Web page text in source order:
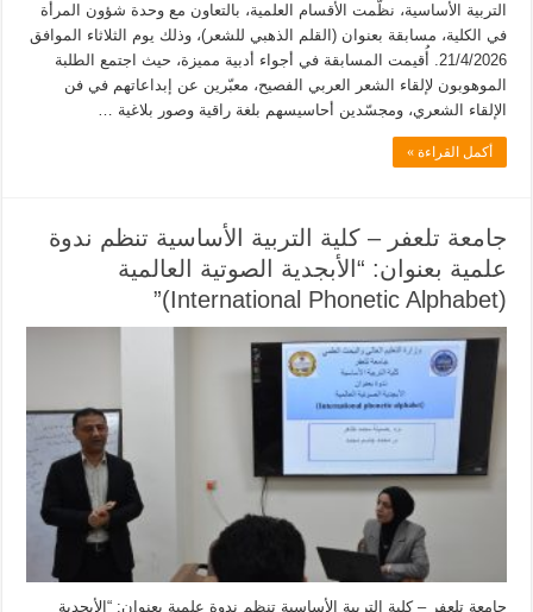
التربية الأساسية، نظّمت الأقسام العلمية، بالتعاون مع وحدة شؤون المرأة
في الكلية، مسابقة بعنوان (القلم الذهبي للشعر)، وذلك يوم الثلاثاء الموافق
21/4/2026. أُقيمت المسابقة في أجواء أدبية مميزة، حيث اجتمع الطلبة
الموهوبون لإلقاء الشعر العربي الفصيح، معبّرين عن إبداعاتهم في فن
الإلقاء الشعري، ومجسّدين أحاسيسهم بلغة راقية وصور بلاغية …
أكمل القراءة »
جامعة تلعفر – كلية التربية الأساسية تنظم ندوة
علمية بعنوان: “الأبجدية الصوتية العالمية
(International Phonetic Alphabet)”
جامعة تلعفر – كلية التربية الأساسية تنظم ندوة علمية بعنوان: “الأبجدية